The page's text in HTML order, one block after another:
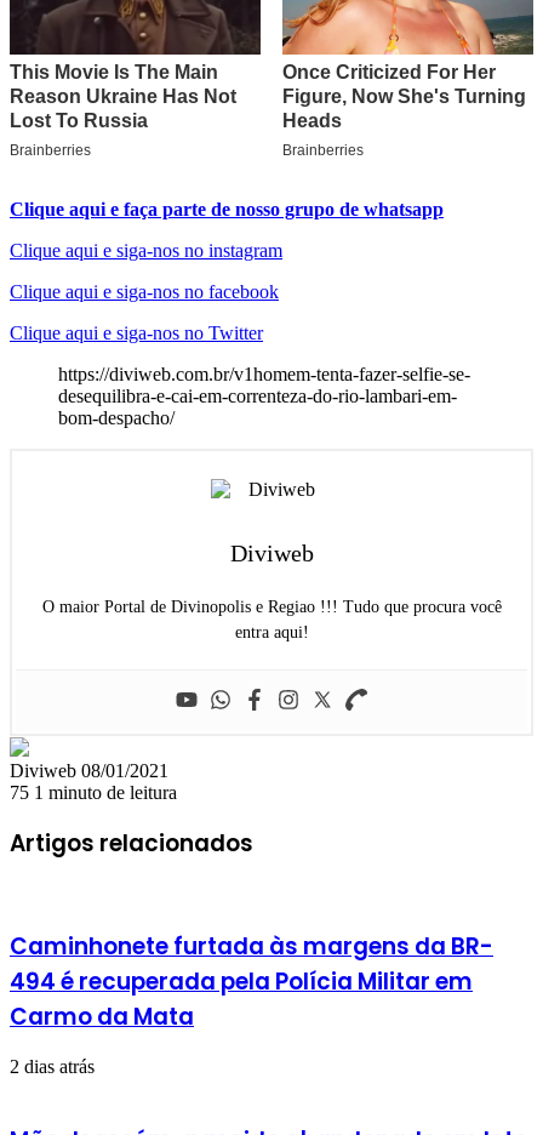
Clique aqui e faça parte de nosso grupo de whatsapp
Clique aqui e siga-nos no instagram
Clique aqui e siga-nos no facebook
Clique aqui e siga-nos no Twitter
https://diviweb.com.br/v1homem-tenta-fazer-selfie-se-
desequilibra-e-cai-em-correnteza-do-rio-lambari-em-
bom-despacho/
Diviweb
O maior Portal de Divinopolis e Regiao !!! Tudo que procura você
entra aqui!
Diviweb Mande
um
mail
08/01/2021
75 1 minuto de leitura
Artigos relacionados
Caminhonete furtada às margens da BR-
494 é recuperada pela Polícia Militar em
Carmo da Mata
2 dias atrás